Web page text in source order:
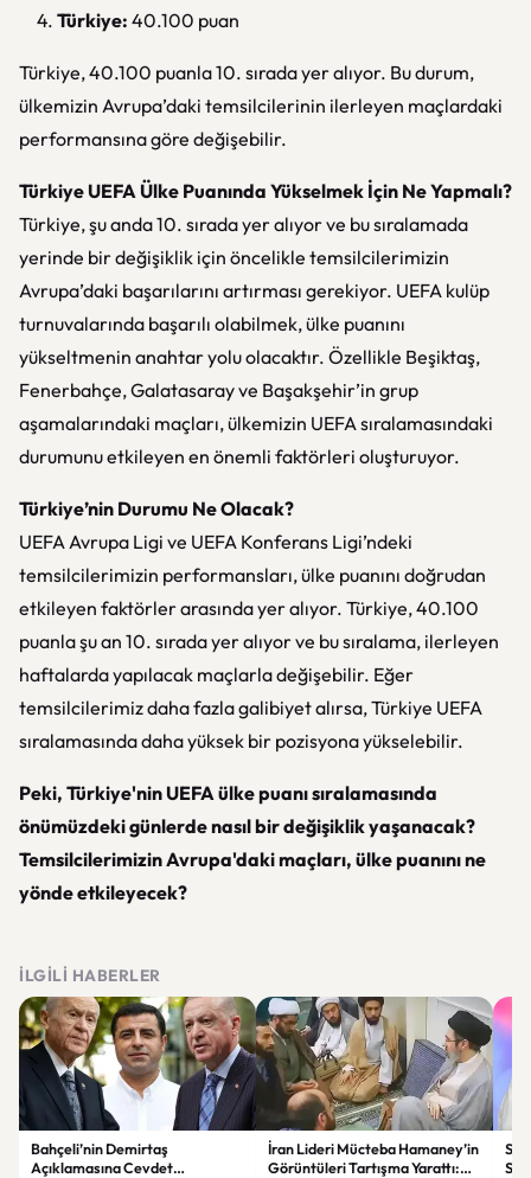
Türkiye: 40.100 puan
Türkiye, 40.100 puanla 10. sırada yer alıyor. Bu durum,
ülkemizin Avrupa’daki temsilcilerinin ilerleyen maçlardaki
performansına göre değişebilir.
Türkiye UEFA Ülke Puanında Yükselmek İçin Ne Yapmalı?
Türkiye, şu anda 10. sırada yer alıyor ve bu sıralamada
yerinde bir değişiklik için öncelikle temsilcilerimizin
Avrupa’daki başarılarını artırması gerekiyor. UEFA kulüp
turnuvalarında başarılı olabilmek, ülke puanını
yükseltmenin anahtar yolu olacaktır. Özellikle Beşiktaş,
Fenerbahçe, Galatasaray ve Başakşehir’in grup
aşamalarındaki maçları, ülkemizin UEFA sıralamasındaki
durumunu etkileyen en önemli faktörleri oluşturuyor.
Türkiye’nin Durumu Ne Olacak?
UEFA Avrupa Ligi ve UEFA Konferans Ligi’ndeki
temsilcilerimizin performansları, ülke puanını doğrudan
etkileyen faktörler arasında yer alıyor. Türkiye, 40.100
puanla şu an 10. sırada yer alıyor ve bu sıralama, ilerleyen
haftalarda yapılacak maçlarla değişebilir. Eğer
temsilcilerimiz daha fazla galibiyet alırsa, Türkiye UEFA
sıralamasında daha yüksek bir pozisyona yükselebilir.
Peki, Türkiye'nin UEFA ülke puanı sıralamasında
önümüzdeki günlerde nasıl bir değişiklik yaşanacak?
Temsilcilerimizin Avrupa'daki maçları, ülke puanını ne
yönde etkileyecek?
İLGILI HABERLER
Bahçeli’nin Demirtaş
Açıklamasına Cevdet
İran Lideri Mücteba Hamaney’in
Görüntüleri Tartışma Yarattı: